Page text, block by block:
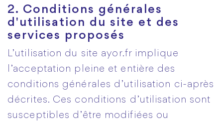
2. Conditions générales
d'utilisation du site et des
services proposés
L’utilisation du site ayor.fr implique
l’acceptation pleine et entière des
conditions générales d’utilisation ci-après
décrites. Ces conditions d’utilisation sont
susceptibles d’être modifiées ou